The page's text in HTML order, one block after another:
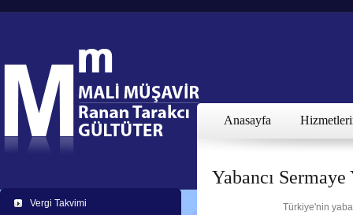
Anasayfa
Yabancı
Türkiye'nin
Vergi Takvimi